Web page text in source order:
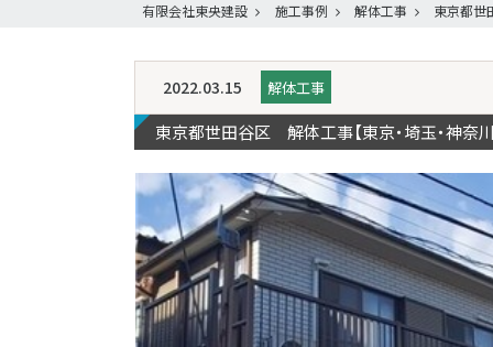
有限会社東央建設 施工事例 解体工事 東京都世
2022.03.15 解体工事
東京都世田谷区 解体工事【東京・埼玉・神奈